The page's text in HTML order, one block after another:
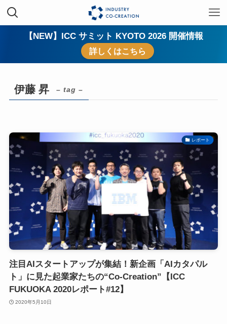
【NEW】ICC サミット KYOTO 2026 開催情報
詳しくはこちら
伊藤 昇 – tag –
レポート
注目AIスタートアップが集結！新企画「AIカタパル
ト」に見た起業家たちの“Co-Creation”【ICC
FUKUOKA 2020レポート#12】
2020年5月10日